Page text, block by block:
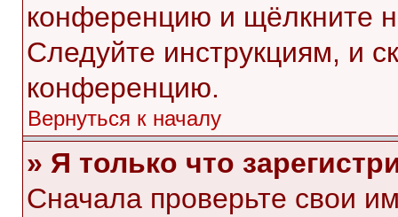
конференцию и щёлкните
Следуйте инструкциям, и
конференцию.
Вернуться к началу
» Я только что
Сначала проверьте свои